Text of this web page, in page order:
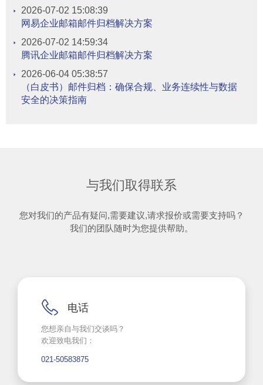
2026-07-02 15:08:39
网易企业邮箱邮件归档解决方案
2026-07-02 14:59:34
腾讯企业邮箱邮件归档解决方案
2026-06-04 05:38:57
（白皮书）邮件归档：确保合规、业务连续性与数据
安全的决策指南
与我们取得联系
您对我们的产品有疑问,需要建议,请求报价或需要支持吗？
我们的团队随时为您提供帮助。
电话
您想亲自与我们交谈吗？
欢迎致电我们：
021-50583875